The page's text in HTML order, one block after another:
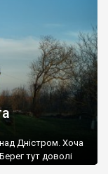
У 1924-1940
Дністром. Хоча
тут доволі